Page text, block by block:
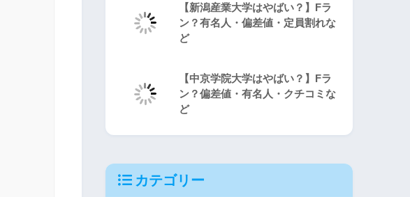
【新潟産業大学はやばい？】Fラ
ン？有名人・偏差値・定員割れな
ど
【中京学院大学はやばい？】Fラ
ン？偏差値・有名人・クチコミな
ど
カテゴリー